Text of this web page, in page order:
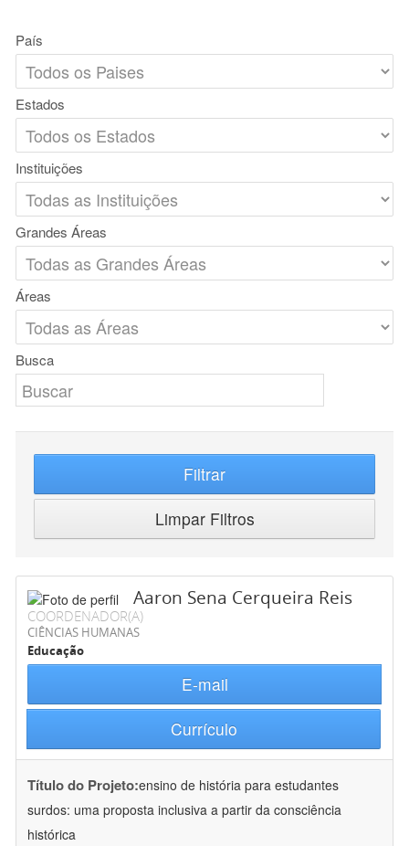
País
Estados
Instituições
Grandes Áreas
Áreas
Busca
Filtrar
Limpar Filtros
Aaron Sena Cerqueira Reis
COORDENADOR(A)
CIÊNCIAS HUMANAS
Educação
E-mail
Currículo
Título do Projeto:ensino de história para estudantes
surdos: uma proposta inclusiva a partir da consciência
histórica